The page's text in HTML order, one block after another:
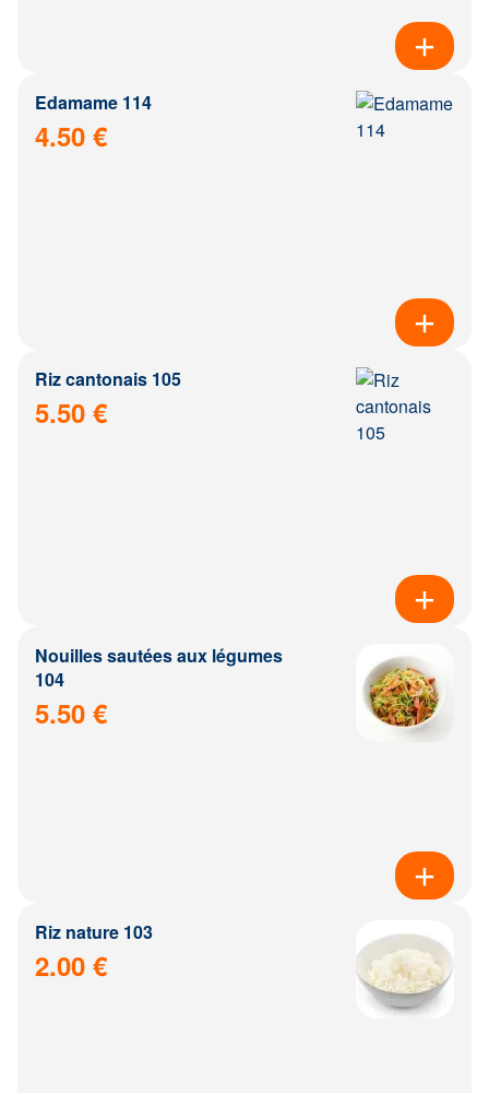
Edamame 114
4.50 €
Riz cantonais 105
5.50 €
Nouilles sautées aux légumes
104
5.50 €
Riz nature 103
2.00 €